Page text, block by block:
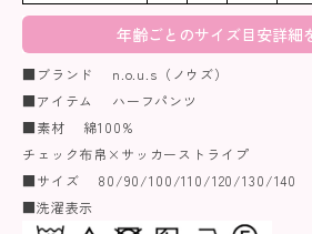
年齢ごとのサイズ目安詳細
■ブランド n.o.u.s（ノウズ）
■アイテム ハーフパンツ
■素材 綿100%
チェック布帛×サッカーストライプ
■サイズ 80/90/100/110/120/130/140
■洗濯表示